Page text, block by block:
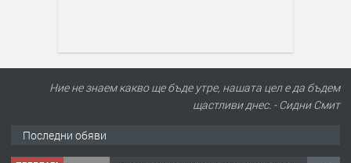
Ние не знаем какво ще бъде утре, нашата цел е да бъдем
щастливи днес. - Сидни Смит
Последни обяви